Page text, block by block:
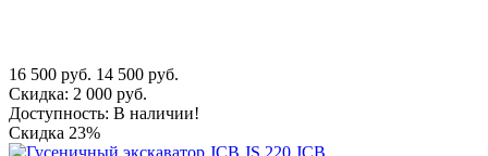
16 500 руб. 14 500 руб.
Скидка: 2 000 руб.
Доступность: В наличии!
Скидка 23%